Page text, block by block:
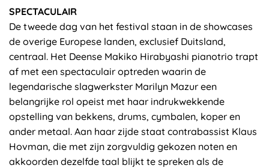
SPECTACULAIR
De tweede dag van het festival staan in de showcases
de overige Europese landen, exclusief Duitsland,
centraal. Het Deense Makiko Hirabyashi pianotrio trapt
af met een spectaculair optreden waarin de
legendarische slagwerkster Marilyn Mazur een
belangrijke rol opeist met haar indrukwekkende
opstelling van bekkens, drums, cymbalen, koper en
ander metaal. Aan haar zijde staat contrabassist Klaus
Hovman, die met zijn zorgvuldig gekozen noten en
akkoorden dezelfde taal blijkt te spreken als de